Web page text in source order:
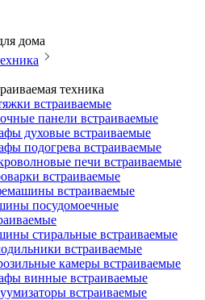
дома
техника
встраиваемые
панели встраиваемые
духовые встраиваемые
подогрева встраиваемые
печи встраиваемые
встраиваемые
встраиваемые
посудомоечные
стиральные встраиваемые
встраиваемые
камеры встраиваемые
винные встраиваемые
встраиваемые